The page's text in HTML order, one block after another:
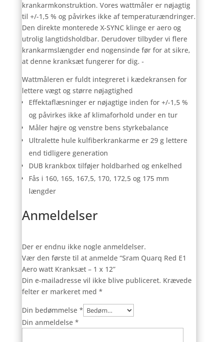
krankarmkonstruktion. Vores wattmåler er nøjagtig
til +/-1,5 % og påvirkes ikke af temperaturændringer.
Den direkte monterede X-SYNC klinge er aero og
utrolig langtidsholdbar. Derudover tilbyder vi flere
krankarmslængder end nogensinde før for at sikre,
at denne kranksæt fungerer for dig. -
Wattmåleren er fuldt integreret i kædekransen for
lettere vægt og større nøjagtighed
Effektaflæsninger er nøjagtige inden for +/-1,5 %
og påvirkes ikke af klimaforhold under en tur
Måler højre og venstre bens styrkebalance
Ultralette hule kulfiberkrankarme er 29 g lettere
end tidligere generation
DUB krankbox tilføjer holdbarhed og enkelhed
Fås i 160, 165, 167,5, 170, 172,5 og 175 mm
længder
Anmeldelser
Der er endnu ikke nogle anmeldelser.
Vær den første til at anmelde “Sram Quarq Red E1
Aero watt Kranksæt – 1 x 12”
Din e-mailadresse vil ikke blive publiceret. Krævede
felter er markeret med *
Din bedømmelse *
Din anmeldelse *